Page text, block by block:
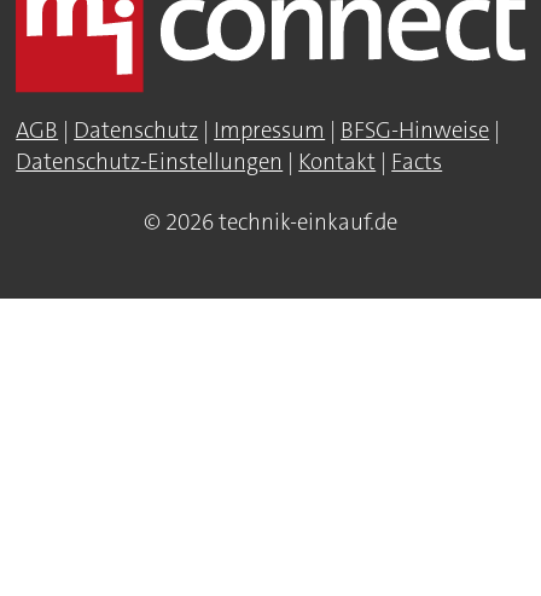
AGB | Datenschutz | Impressum | BFSG-Hinweise |
Datenschutz-Einstellungen | Kontakt | Facts
© 2026 technik-einkauf.de